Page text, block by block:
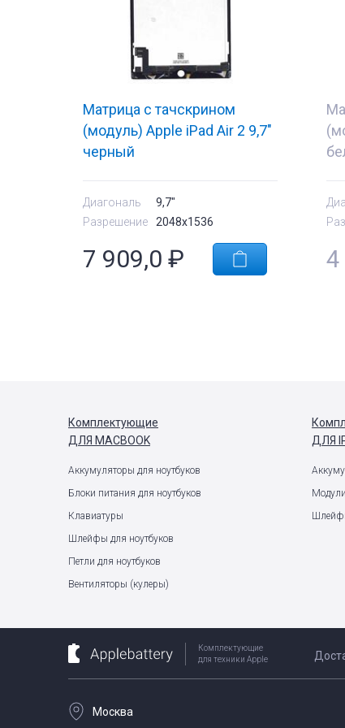
Матрица с тачскрином
(модуль) Apple iPad Air 2 9,7"
черный
Диагональ
9,7"
Разрешение
2048x1536
7 909,0 ₽ 4
Комплектующие
ДЛЯ MACBOOK
Аккумуляторы для ноутбуков
Блоки питания для ноутбуков
Клавиатуры
Шлейфы для ноутбуков
Петли для ноутбуков
Вентиляторы (кулеры)
ДЛЯ
Комплектующие
для техники Apple
Москва